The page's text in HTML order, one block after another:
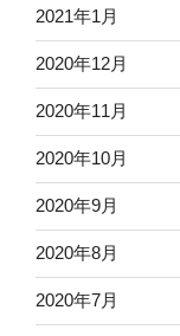
2021年1月
2020年12月
2020年11月
2020年10月
2020年9月
2020年8月
2020年7月